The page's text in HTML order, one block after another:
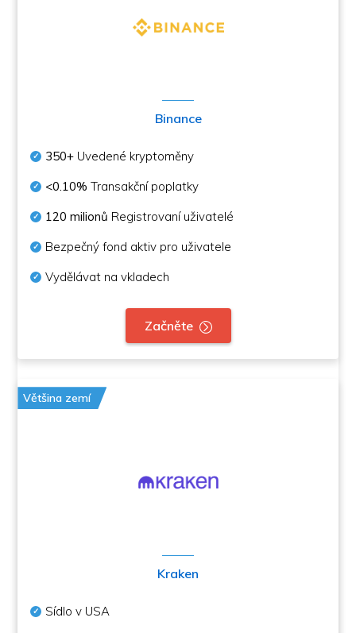
Binance
350+ Uvedené kryptoměny
<0.10% Transakční poplatky
120 milionů Registrovaní uživatelé
Bezpečný fond aktiv pro uživatele
Vydělávat na vkladech
Začněte
Většina zemí
Kraken
Sídlo v USA